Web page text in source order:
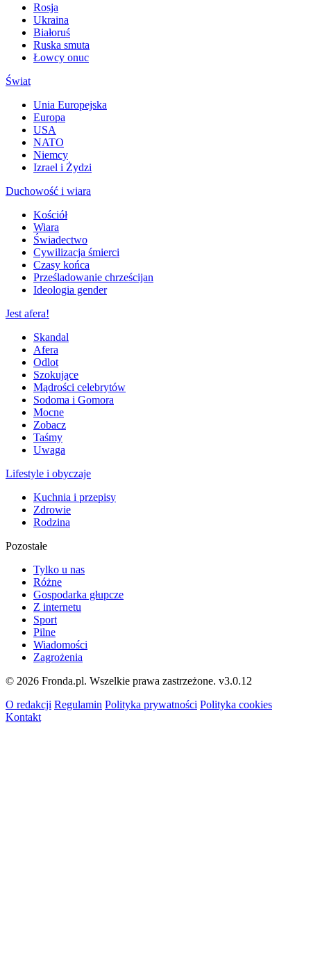
Rosja
Ukraina
Białoruś
Ruska smuta
Łowcy onuc
Świat
Unia Europejska
Europa
USA
NATO
Niemcy
Izrael i Żydzi
Duchowość i wiara
Kościół
Wiara
Świadectwo
Cywilizacja śmierci
Czasy końca
Prześladowanie chrześcijan
Ideologia gender
Jest afera!
Skandal
Afera
Odlot
Szokujące
Mądrości celebrytów
Sodoma i Gomora
Mocne
Zobacz
Taśmy
Uwaga
Lifestyle i obyczaje
Kuchnia i przepisy
Zdrowie
Rodzina
Pozostałe
Tylko u nas
Różne
Gospodarka głupcze
Z internetu
Sport
Pilne
Wiadomości
Zagrożenia
© 2026 Fronda.pl. Wszelkie prawa zastrzeżone. v3.0.12
O redakcji Regulamin Polityka prywatności Polityka cookies
Kontakt